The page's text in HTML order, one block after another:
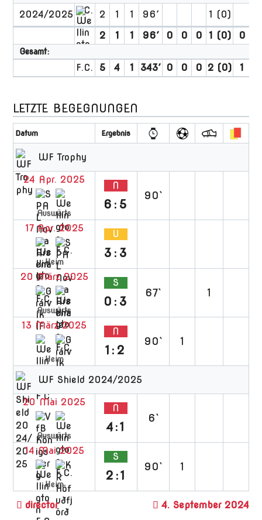
2024/2025 2 1 1 96′
1 (0)
2
1 1 96′ 0 0 0 1 (0) 0
Gesamt:
5 4 1 343′ 0 0 0 2 (0) 1
LETZTE BEGEGNUNGEN
Datum Ergebnis
WF Trophy
24 Apr. 2025
Auswärts
N
6:5
90`
17 Apr. 2025
Heim
U
3:3
20 März 2025
Auswärts
S
0:3
67` 1
13 März 2025
Heim
N
1:2
90` 1
WF Shield 2024/2025
20 Mai 2025
Auswärts
N
4:1
6`
14 Mai 2025
Heim
S
2:1
90` 1
4. September 2024